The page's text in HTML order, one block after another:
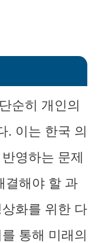
순히 개인의
. 이는 한국 의
영하는 문제
결해야 할 과
화를 위한 다
통해 미래의